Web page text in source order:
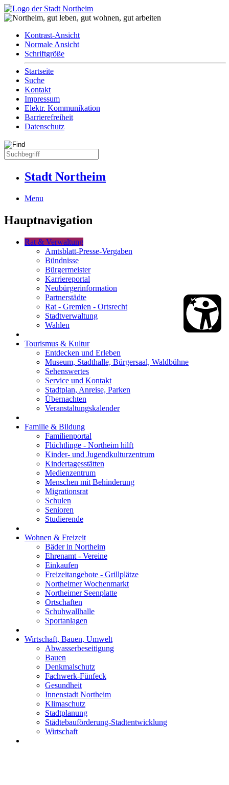
Kontrast-Ansicht
Normale Ansicht
Schriftgröße
Startseite
Suche
Kontakt
Impressum
Elektr. Kommunikation
Barrierefreiheit
Datenschutz
Stadt Northeim
Menu
Hauptnavigation
Rat & Verwaltung
Amtsblatt-Presse-Vergaben
Bündnisse
Bürgermeister
Karriereportal
Neubürgerinformation
Partnerstädte
Rat - Gremien - Ortsrecht
Stadtverwaltung
Wahlen
Tourismus & Kultur
Entdecken und Erleben
Museum, Stadthalle, Bürgersaal, Waldbühne
Sehenswertes
Service und Kontakt
Stadtplan, Anreise, Parken
Übernachten
Veranstaltungskalender
Familie & Bildung
Familienportal
Flüchtlinge - Northeim hilft
Kinder- und Jugendkulturzentrum
Kindertagesstätten
Medienzentrum
Menschen mit Behinderung
Migrationsrat
Schulen
Senioren
Studierende
Wohnen & Freizeit
Bäder in Northeim
Ehrenamt - Vereine
Einkaufen
Freizeitangebote - Grillplätze
Northeimer Wochenmarkt
Northeimer Seenplatte
Ortschaften
Schuhwallhalle
Sportanlagen
Wirtschaft, Bauen, Umwelt
Abwasserbeseitigung
Bauen
Denkmalschutz
Fachwerk-Fünfeck
Gesundheit
Innenstadt Northeim
Klimaschutz
Stadtplanung
Städtebauförderung-Stadtentwicklung
Wirtschaft